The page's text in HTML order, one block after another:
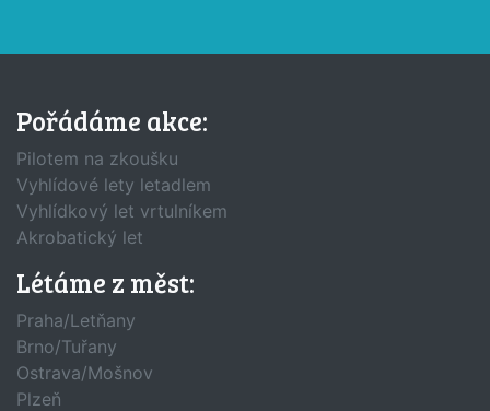
Pořádáme akce:
Pilotem na zkoušku
Vyhlídové lety letadlem
Vyhlídkový let vrtulníkem
Akrobatický let
Létáme z měst:
Praha/Letňany
Brno/Tuřany
Ostrava/Mošnov
Plzeň